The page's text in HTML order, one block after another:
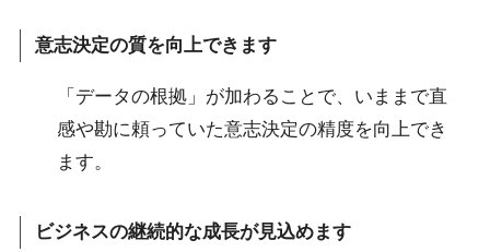
意志決定の質を向上できます
「データの根拠」が加わることで、いままで直
感や勘に頼っていた意志決定の精度を向上でき
ます。
ビジネスの継続的な成長が見込めます